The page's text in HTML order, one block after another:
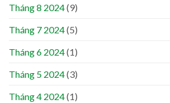
Tháng 8 2024(9)
Tháng 7 2024(5)
Tháng 6 2024(1)
Tháng 5 2024(3)
Tháng 4 2024(1)